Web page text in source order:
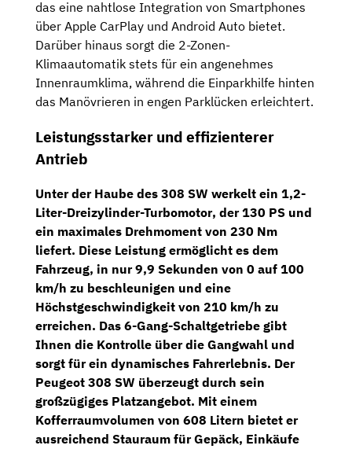
das eine nahtlose Integration von Smartphones
über Apple CarPlay und Android Auto bietet.
Darüber hinaus sorgt die 2-Zonen-
Klimaautomatik stets für ein angenehmes
Innenraumklima, während die Einparkhilfe hinten
das Manövrieren in engen Parklücken erleichtert.
Leistungsstarker und effizienterer
Antrieb
Unter der Haube des 308 SW werkelt ein 1,2-
Liter-Dreizylinder-Turbomotor, der130 PS und
ein maximales Drehmoment von 230 Nm
liefert. Diese Leistung ermöglicht es dem
Fahrzeug, in nur 9,9 Sekunden von 0 auf 100
km/h zu beschleunigen und eine
Höchstgeschwindigkeit von 210 km/h zu
erreichen. Das 6-Gang-Schaltgetriebe gibt
Ihnen die Kontrolle über die Gangwahl und
sorgt für ein dynamisches Fahrerlebnis. Der
Peugeot 308 SW überzeugt durch sein
großzügiges Platzangebot. Mit einem
Kofferraumvolumen von 608 Litern bietet er
ausreichend Stauraum für Gepäck, Einkäufe